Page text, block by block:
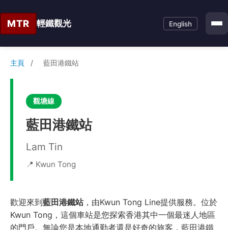
MTR 輕鐵觀光 English
主頁 / 藍田港鐵站
觀塘線
藍田港鐵站
Lam Tin
📍 Kwun Tong
歡迎來到藍田港鐵站，由Kwun Tong Line提供服務。位於
Kwun Tong，這個車站是您探索香港其中一個最迷人地區
的門戶。無論您是本地通勤者還是好奇的旅客，藍田港鐵